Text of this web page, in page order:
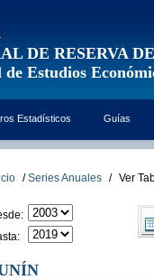
DE RESERVA
Estudios
Estadísticos Guías
/ Series Anuales / Ver